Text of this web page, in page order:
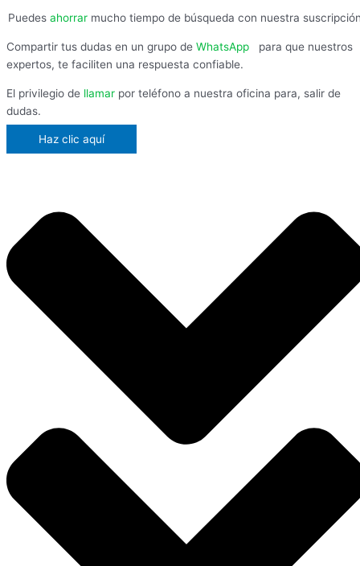
Puedes ahorrar mucho tiempo de búsqueda con nuestra
Compartir tus dudas en un grupo de WhatsApp
para que nuestros
expertos, te faciliten una respuesta confiable.
El privilegio de llamar por teléfono a nuestra oficina para, salir de
dudas.
Haz clic aquí